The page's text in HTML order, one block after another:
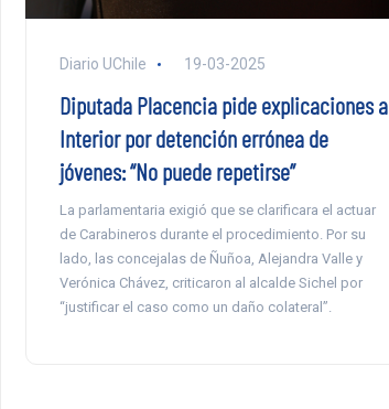
Diario UChile 19-03-2025
Diputada Placencia pide explicaciones a
Interior por detención errónea de
jóvenes: “No puede repetirse”
La parlamentaria exigió que se clarificara el actuar
de Carabineros durante el procedimiento. Por su
lado, las concejalas de Ñuñoa, Alejandra Valle y
Verónica Chávez, criticaron al alcalde Sichel por
“justificar el caso como un daño colateral”.